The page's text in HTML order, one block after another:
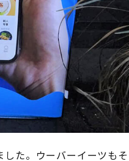
した。ウーバーイーツもそ